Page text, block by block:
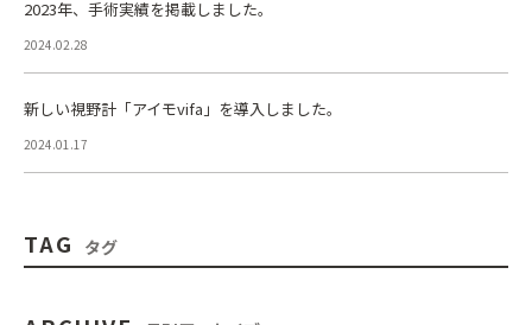
2023年、手術実績を掲載しました。
2024.02.28
新しい視野計「アイモvifa」を導入しました。
2024.01.17
TAG タグ